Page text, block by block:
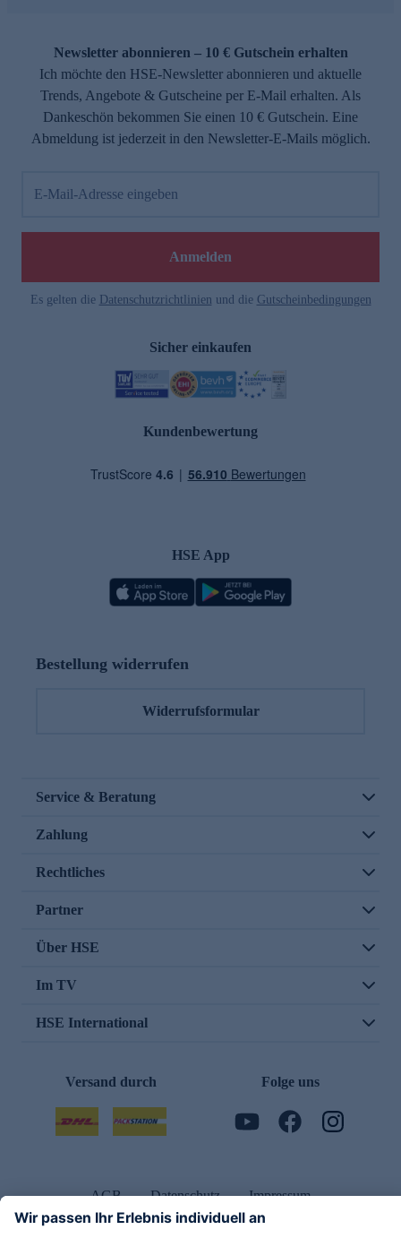
Newsletter abonnieren – 10 € Gutschein erhalten
Ich möchte den HSE-Newsletter abonnieren und aktuelle
Trends, Angebote & Gutscheine per E-Mail erhalten. Als
Dankeschön bekommen Sie einen 10 € Gutschein. Eine
Abmeldung ist jederzeit in den Newsletter-E-Mails möglich.
E-Mail-Adresse eingeben
Anmelden
Es gelten die Datenschutzrichtlinien und die Gutscheinbedingungen
Sicher einkaufen
Kundenbewertung
HSE App
Bestellung widerrufen
Widerrufsformular
Service & Beratung
Zahlung
Rechtliches
Partner
Über HSE
Im TV
HSE International
Versand durch Folge uns
AGB Datenschutz Impressum
Alle Rechte vorbehalten. Alle Preise inkl. gesetzlicher MwSt., zzgl. Versandkosten.